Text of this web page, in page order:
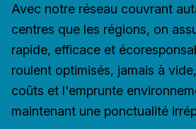
Avec notre réseau couvrant
centres que les régions, on
rapide, efficace et
roulent optimisés, jamais à
coûts et l'emprunte
maintenant une ponctualité